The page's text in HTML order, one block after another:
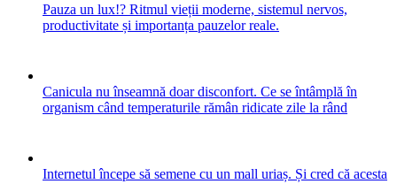
Pauza un lux!? Ritmul vieții moderne, sistemul nervos,
productivitate și importanța pauzelor reale.
Canicula nu înseamnă doar disconfort. Ce se întâmplă în
organism când temperaturile rămân ridicate zile la rând
Internetul începe să semene cu un mall uriaș. Și cred că acesta